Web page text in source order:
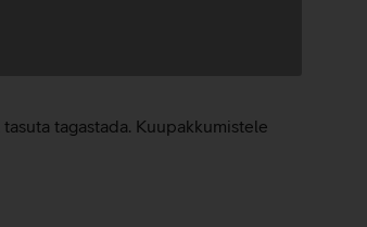
tasuta tagastada. Kuupakkumistele